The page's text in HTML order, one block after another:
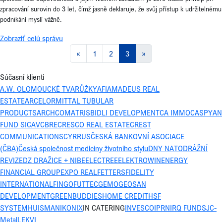
zpracování surovin do 3 let, čímž jasně deklaruje, že svůj přístup k udržitelnému
podnikání myslí vážně.
Zobraziť celú správu
«
1 2 3 »
Súčasní klienti
A.W. OLOMOUCKÉ TVARŮŽKYAFIAMADEUS REAL
ESTATEARCELORMITTAL TUBULAR
PRODUCTSARCHCOMATRISBIDLI DEVELOPMENTCA IMMOCASPYAN
FUND SICAVCBRECRESCO REAL ESTATECREST
COMMUNICATIONSCYRRUSČESKÁ BANKOVNÍ ASOCIACE
(ČBA)Česká společnost medicíny životního styluDNY NATODRÁŽNÍ
REVIZEDZ DRAŽICE + NIBEELECTREEELEKTROWINENERGY
FINANCIAL GROUPEXPO REALFETTERSFIDELITY
INTERNATIONALFINGOFUTTECGEMOGEOSAN
DEVELOPMENTGREENBUDDIESHOME CREDITHSF
SYSTEMHUISMANIKONIXIN CATERINGINVESCOIPRNIRQ FUNDSJC-
MetalLEKVI